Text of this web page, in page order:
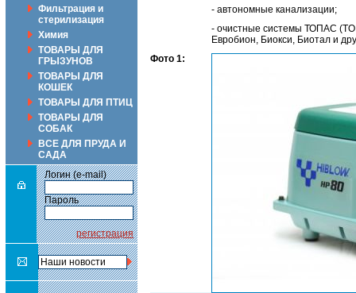
Фильтрация и
стерилизация
Химия
ТОВАРЫ ДЛЯ
ГРЫЗУНОВ
ТОВАРЫ ДЛЯ
КОШЕК
ТОВАРЫ ДЛЯ ПТИЦ
ТОВАРЫ ДЛЯ
СОБАК
ВСЕ ДЛЯ ПРУДА И
САДА
Логин (e-mail)
Пароль
регистрация
- автономные канализации;
- очистные системы ТОПАС
Евробион, Биокси, Биотал и
Фото 1: